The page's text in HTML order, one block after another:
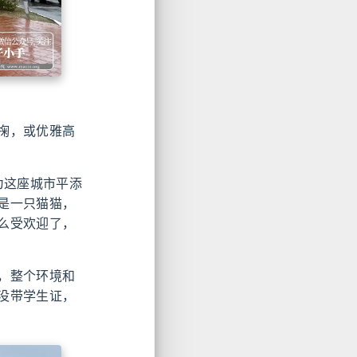
，或优雅高
这座城市平添
只猫猫，
欢迎了，
整个环境和
学生证，